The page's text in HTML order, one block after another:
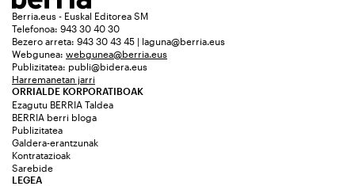
Berria.eus - Euskal Editorea SM
Telefonoa: 943 30 40 30
Bezero arreta: 943 30 43 45 | laguna@berria.eus
Webgunea: webgunea@berria.eus
Publizitatea: publi@bidera.eus
Harremanetan jarri
ORRIALDE KORPORATIBOAK
Ezagutu BERRIA Taldea
BERRIA berri bloga
Publizitatea
Galdera-erantzunak
Kontratazioak
Sarebide
LEGEA